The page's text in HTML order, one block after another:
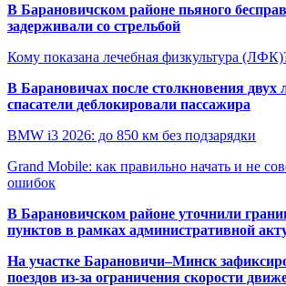
В Барановичском районе пьяного
задерживали со стрельбой
Кому показана лечебная физкультура
В Барановичах после столкновения двух
спасатели деблокировали пассажира
BMW i3 2026: до 850 км без подзарядки
Grand Mobile: как правильно начать и не
ошибок
В Барановичском районе уточнили
пунктов в рамках административной
На участке Барановичи–Минск
поездов из-за ограничения скорости